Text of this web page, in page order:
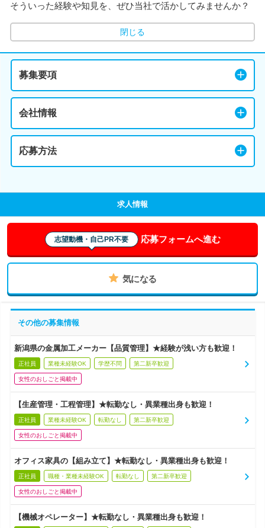
そういった経験や知見を、ぜひ当社で活かしてみませんか？
閉じる
募集要項
会社情報
応募方法
求人情報
志望動機・自己PR不要 応募フォームへ進む
気になる
その他の募集情報
新潟県の金属加工メーカー【品質管理】★経験が浅い方も歓迎！
正社員 業種未経験OK 学歴不問 第二新卒歓迎
女性のおしごと掲載中
【生産管理・工程管理】★転勤なし・異業種出身も歓迎！
正社員 業種未経験OK 転勤なし 第二新卒歓迎
女性のおしごと掲載中
オフィス家具の【組み立て】★転勤なし・異業種出身も歓迎！
正社員 職種・業種未経験OK 転勤なし 第二新卒歓迎
女性のおしごと掲載中
【機械オペレーター】★転勤なし・異業種出身も歓迎！